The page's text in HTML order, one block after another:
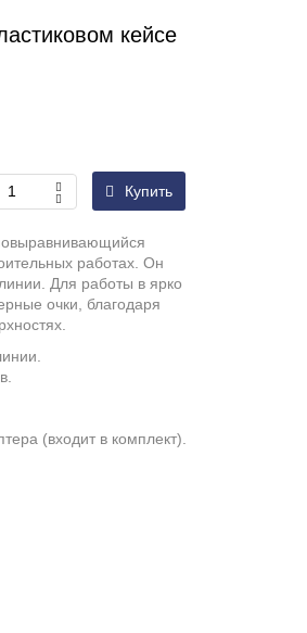
кейсе
Купить
работах. Он
Для работы в ярко
очки, благодаря
(входит в комплект).